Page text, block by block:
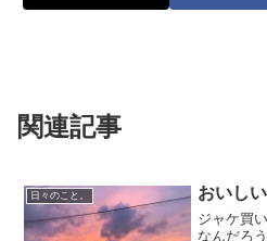
関連記事
日々のこと。 おいしい
ジャケ買
なんだろ